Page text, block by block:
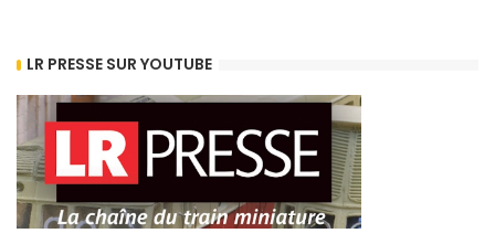
LR PRESSE SUR YOUTUBE